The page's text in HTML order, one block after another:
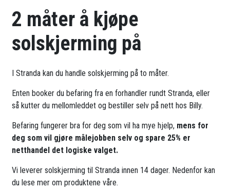
2 måter å kjøpe
solskjerming på
I Stranda kan du handle solskjerming på to måter.
Enten booker du befaring fra en forhandler rundt Stranda, eller
så kutter du mellomleddet og bestiller selv på nett hos Billy.
Befaring fungerer bra for deg som vil ha mye hjelp, mens for
deg som vil gjøre målejobben selv og spare 25% er
netthandel det logiske valget.
Vi leverer solskjerming til Stranda innen 14 dager. Nedenfor kan
du lese mer om produktene våre.